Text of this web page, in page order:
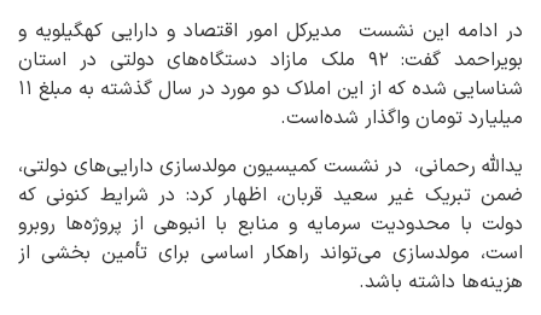
در ادامه این نشست مدیرکل امور اقتصاد و دارایی کهگیلویه و
بویراحمد گفت: ۹۲ ملک مازاد دستگاه‌های دولتی در استان
شناسایی شده که از این املاک دو مورد در سال گذشته به مبلغ ۱۱
میلیارد تومان واگذار شده‌است.
یدالله رحمانی، در نشست کمیسیون مولدسازی دارایی‌های دولتی،
ضمن تبریک غیر سعید قربان، اظهار کرد: در شرایط کنونی که
دولت با محدودیت سرمایه و منابع با انبوهی از پروژه‌ها روبرو
است، مولدسازی می‌تواند راهکار اساسی برای تأمین بخشی از
هزینه‌ها داشته باشد.